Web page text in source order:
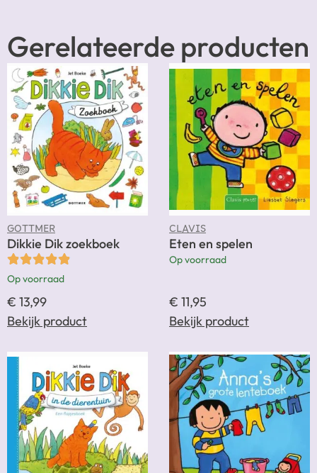
Gerelateerde producten
GOTTMER
Dikkie Dik zoekboek
Op voorraad
€ 13,99
Bekijk product
CLAVIS
Eten en spelen
Op voorraad
€ 11,95
Bekijk product